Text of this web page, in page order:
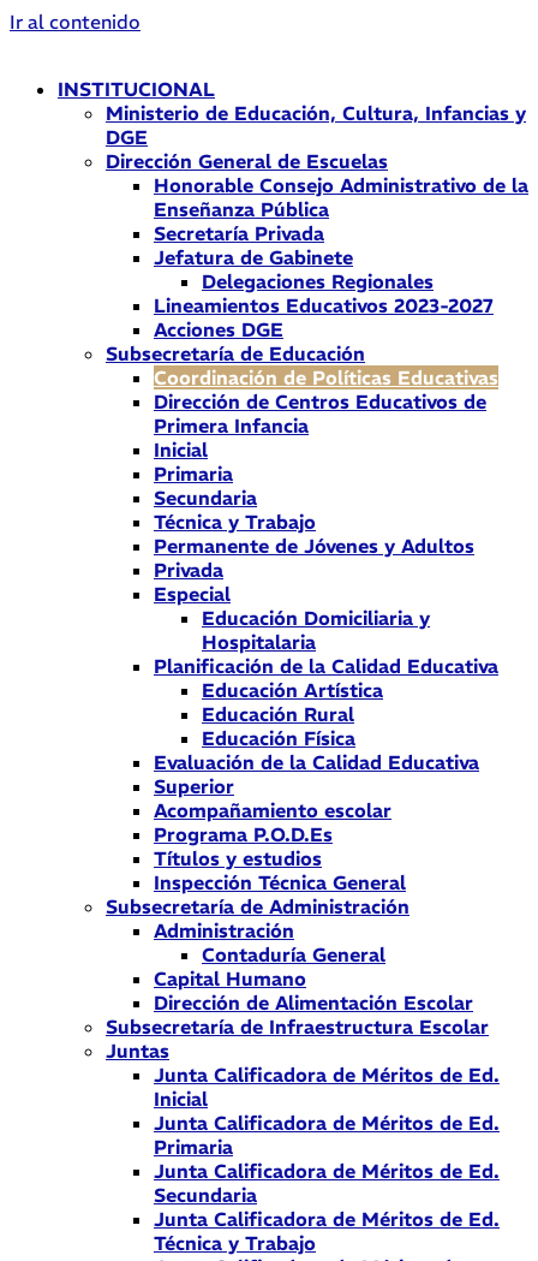
Ir al contenido
INSTITUCIONAL
Ministerio de Educación, Cultura, Infancias y
DGE
Dirección General de Escuelas
Honorable Consejo Administrativo de la
Enseñanza Pública
Secretaría Privada
Jefatura de Gabinete
Delegaciones Regionales
Lineamientos Educativos 2023-2027
Acciones DGE
Subsecretaría de Educación
Coordinación de Políticas Educativas
Dirección de Centros Educativos de
Primera Infancia
Inicial
Primaria
Secundaria
Técnica y Trabajo
Permanente de Jóvenes y Adultos
Privada
Especial
Educación Domiciliaria y
Hospitalaria
Planificación de la Calidad Educativa
Educación Artística
Educación Rural
Educación Física
Evaluación de la Calidad Educativa
Superior
Acompañamiento escolar
Programa P.O.D.Es
Títulos y estudios
Inspección Técnica General
Subsecretaría de Administración
Administración
Contaduría General
Capital Humano
Dirección de Alimentación Escolar
Subsecretaría de Infraestructura Escolar
Juntas
Junta Calificadora de Méritos de Ed.
Inicial
Junta Calificadora de Méritos de Ed.
Primaria
Junta Calificadora de Méritos de Ed.
Secundaria
Junta Calificadora de Méritos de Ed.
Técnica y Trabajo